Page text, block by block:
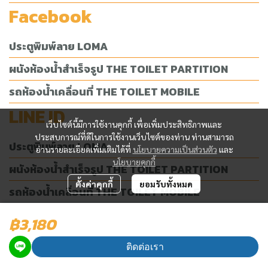
฿3,180
ติดต่อเรา
เว็บไซต์นี้มีการใช้งานคุกกี้ เพื่อเพิ่มประสิทธิภาพและ
ประสบการณ์ที่ดีในการใช้งานเว็บไซต์ของท่าน ท่านสามารถ
อ่านรายละเอียดเพิ่มเติมได้ที่ นโยบายความเป็นส่วนตัว และ
นโยบายคุกกี้
ตั้งค่าคุกกี้ ยอมรับทั้งหมด
Facebook
ประตูพิมพ์ลาย LOMA
ผนังห้องน้ำสำเร็จรูป THE TOILET PARTITION
รถห้องน้ำเคลื่อนที่ THE TOILET MOBILE
LINE ID
ประตูพิมพ์ลาย LOMA
ผนังห้องน้ำสำเร็จรูป THE TOILET PARTITION
รถห้องน้ำเคลื่อนที่ THE TOILET MOBILE
ผู้เข้าชมวันนี้4,508
Powered By MakeWebEasy